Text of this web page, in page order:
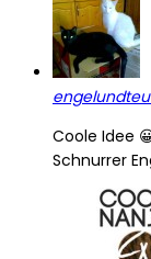
Coole Idee
Schnurrer